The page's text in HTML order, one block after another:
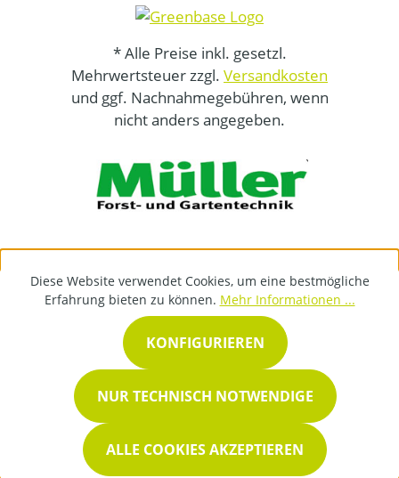
* Alle Preise inkl. gesetzl.
Mehrwertsteuer zzgl. Versandkosten
und ggf. Nachnahmegebühren, wenn
nicht anders angegeben.
Diese Website verwendet Cookies, um eine bestmögliche
Erfahrung bieten zu können. Mehr Informationen ...
NUR TECHNISCH NOTWENDIGE
KONFIGURIEREN
ALLE COOKIES AKZEPTIEREN